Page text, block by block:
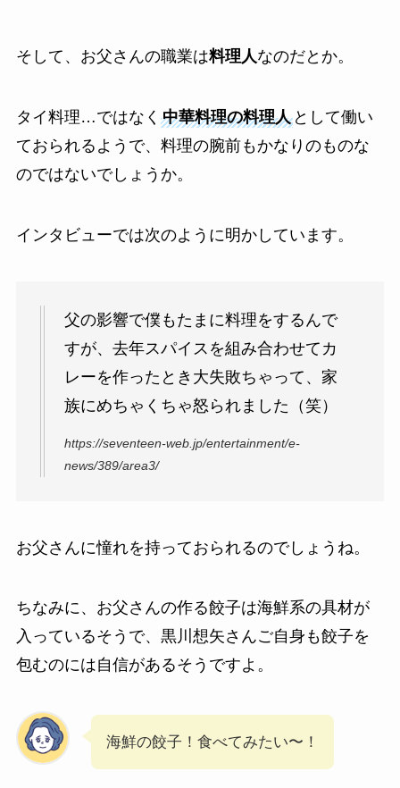
そして、お父さんの職業は料理人なのだとか。
タイ料理…ではなく 中華料理の料理人として働い
ておられるようで、料理の腕前もかなりのものな
のではないでしょうか。
インタビューでは次のように明かしています。
父の影響で僕もたまに料理をするんで
すが、去年スパイスを組み合わせてカ
レーを作ったとき大失敗ちゃって、家
族にめちゃくちゃ怒られました（笑）
https://seventeen-web.jp/entertainment/e-
news/389/area3/
お父さんに憧れを持っておられるのでしょうね。
ちなみに、お父さんの作る餃子は海鮮系の具材が
入っているそうで、黒川想矢さんご自身も餃子を
包むのには自信があるそうですよ。
海鮮の餃子！食べてみたい〜！